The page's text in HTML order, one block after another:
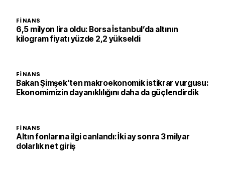
FINANS
6,5 milyon lira oldu: Borsa İstanbul’da altının
kilogram fiyatı yüzde 2,2 yükseldi
FINANS
Bakan Şimşek’ten makroekonomik istikrar vurgusu:
Ekonomimizin dayanıklılığını daha da güçlendirdik
FINANS
Altın fonlarına ilgi canlandı: İki ay sonra 3 milyar
dolarlık net giriş